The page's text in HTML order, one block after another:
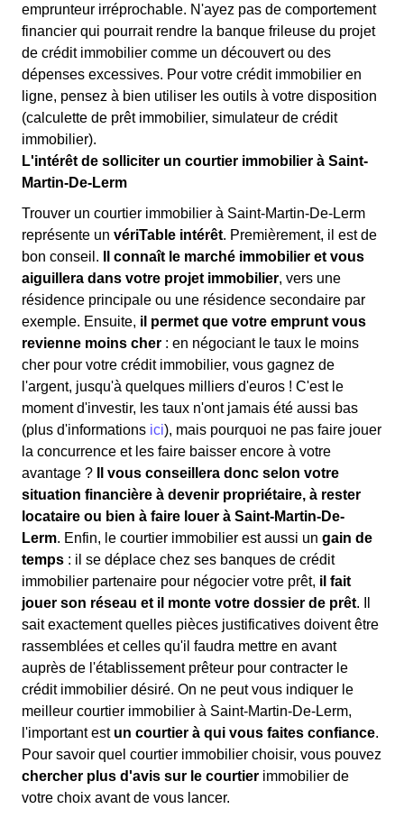
emprunteur irréprochable. N'ayez pas de comportement
financier qui pourrait rendre la banque frileuse du projet
de crédit immobilier comme un découvert ou des
dépenses excessives. Pour votre crédit immobilier en
ligne, pensez à bien utiliser les outils à votre disposition
(calculette de prêt immobilier, simulateur de crédit
immobilier).
L'intérêt de solliciter un courtier immobilier à Saint-
Martin-De-Lerm
Trouver un courtier immobilier à Saint-Martin-De-Lerm
représente un vériTable intérêt. Premièrement, il est de
bon conseil.
Il connaît le marché immobilier et vous
aiguillera dans votre projet immobilier, vers une
résidence principale ou une résidence secondaire par
exemple. Ensuite, il permet que votre emprunt vous
revienne moins cher : en négociant le taux le moins
cher pour votre crédit immobilier, vous gagnez de
l'argent, jusqu'à quelques milliers d'euros ! C'est le
moment d'investir, les taux n'ont jamais été aussi bas
(plus d'informations ici), mais pourquoi ne pas faire jouer
la concurrence et les faire baisser encore à votre
avantage ?
Il vous conseillera donc selon votre
situation financière à devenir propriétaire, à rester
locataire ou bien à faire louer à Saint-Martin-De-
Lerm. Enfin, le courtier immobilier est aussi un gain de
temps : il se déplace chez ses banques de crédit
immobilier partenaire pour négocier votre prêt, il fait
jouer son réseau et il monte votre dossier de prêt. Il
sait exactement quelles pièces justificatives doivent être
rassemblées et celles qu'il faudra mettre en avant
auprès de l'établissement prêteur pour contracter le
crédit immobilier désiré. On ne peut vous indiquer le
meilleur courtier immobilier à Saint-Martin-De-Lerm,
l'important est un courtier à qui vous faites confiance.
Pour savoir quel courtier immobilier choisir, vous pouvez
chercher plus d'avis sur le courtier immobilier de
votre choix avant de vous lancer.